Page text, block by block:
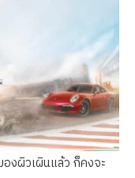
งผิวเผินแล้ว ก็คงจะ